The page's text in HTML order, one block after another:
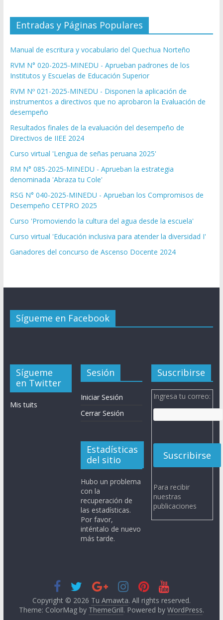
Entradas y Páginas Populares
Manual de escritura y vocabulario del Quechua Norteño
RVM N° 020-2025-MINEDU - Aprueban padrones de los
Institutos y Escuelas de Educación Superior
RVM Nº 021-2025-MINEDU - Disponen la aplicación de
instrumentos a directivos que no aprobaron la Evaluación de
desempeño
Resultados finales de la evaluación del desempeño de
Directivos de IIEE 2024
Curso virtual 'Lengua de señas peruana 2025'
RM N° 085-2025-MINEDU - Aprueban la estrategia
denominada 'Abraza tu Cole'
RSG N° 040-2025-MINEDU - Aprueban los Compromisos de
Desempeño CETPRO 2025
Curso 'Promoviendo la cultura del agua desde la escuela'
Curso virtual 'Educación inclusiva para atender la diversidad I'
Ganadores del concurso de Ascenso Docente 2024
Sígueme en Facebook
Sígueme
en Twitter
Mis tuits
Sesión
Iniciar Sesión
Cerrar Sesión
Estadísticas
del sitio
Hubo un problema
con la
recuperación de
las estadísticas.
Por favor,
inténtalo de nuevo
más tarde.
Suscribirse
Ingresa tu correo:
Para recibir
nuestras
publicaciones
Copyright © 2026 Tu Amawta. All rights reserved.
Theme: ColorMag by ThemeGrill. Powered by WordPress.